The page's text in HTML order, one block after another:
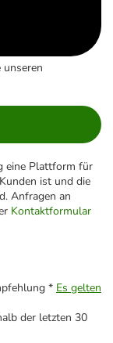
eine Plattform für
ist und die
Anfragen an
Kontaktformular
* Es gelten
der letzten 30